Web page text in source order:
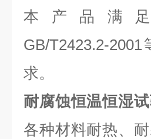
本产品满足
GB/T2423.2-
求。
耐腐蚀恒温恒湿
各种材料耐热、